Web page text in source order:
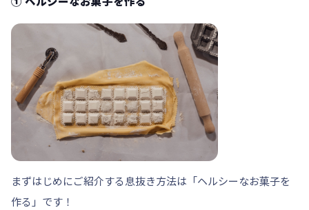
まずはじめにご紹介する息抜き方法は「ヘルシーなお菓子を
作る」です！